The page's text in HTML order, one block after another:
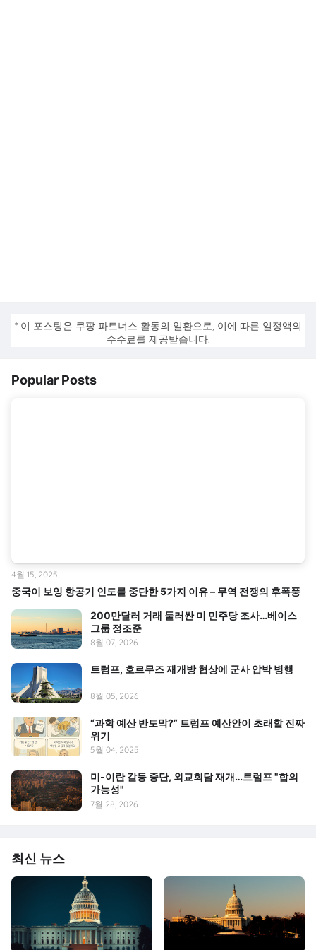
* 이 포스팅은 쿠팡 파트너스 활동의 일환으로, 이에 따른 일정액의
수수료를 제공받습니다.
Popular Posts
중국이 보잉 항공기 인도를 중단한 5가지 이유 – 무역 전쟁의 후폭풍
4월 15, 2025
200만달러 거래 둘러싼 미 민주당 조사…베이스
그룹 정조준
8월 07, 2026
트럼프, 호르무즈 재개방 협상에 군사 압박 병행
8월 05, 2026
“과학 예산 반토막?” 트럼프 예산안이 초래할 진짜
위기
5월 04, 2025
미-이란 갈등 중단, 외교회담 재개…트럼프 "합의
가능성"
7월 28, 2026
최신 뉴스